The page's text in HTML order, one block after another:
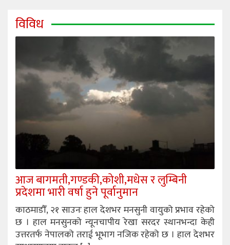
विविध
आज बागमती,गण्डकी,कोशी,मधेस र लुम्बिनी
प्रदेशमा भारी वर्षा हुने पूर्वानुमान
काठमाडौँ, २१ साउनः हाल देशभर मनसुनी वायुको प्रभाव रहेको
छ । हाल मनसुनको न्यूनचापीय रेखा सरदर स्थानभन्दा केही
उत्तरतर्फ नेपालको तराई भूभाग नजिक रहेको छ । हाल देशभर